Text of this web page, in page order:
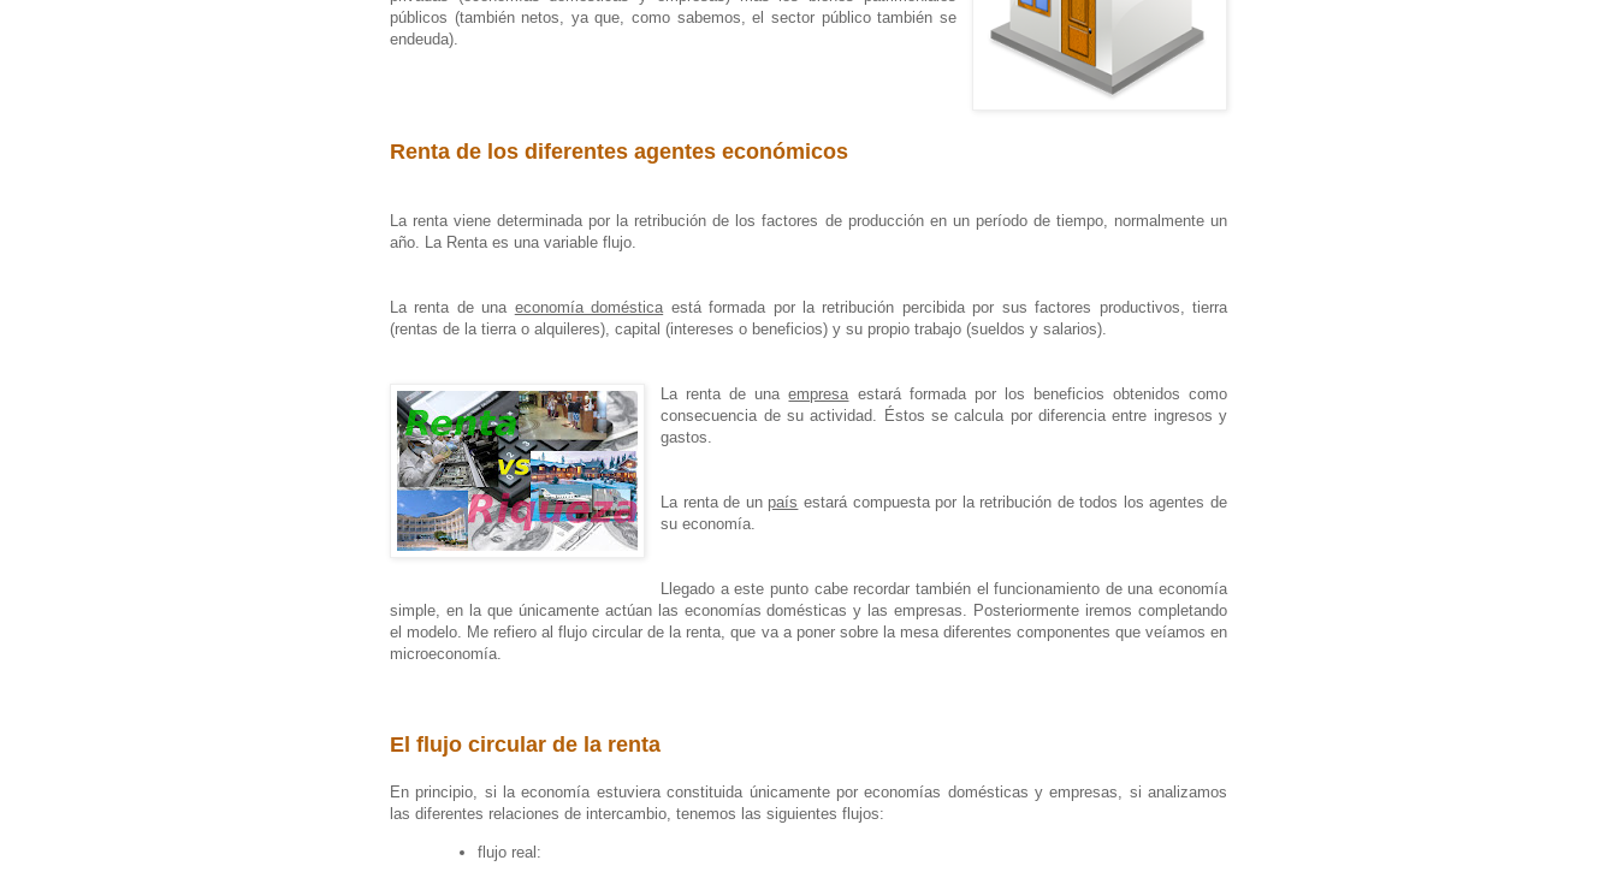
públicos (también netos, ya que, como sabemos, el sector público también se
endeuda).
Renta de los diferentes agentes económicos
La renta viene determinada por la retribución de los factores de producción en un período de tiempo, normalmente un
año. La Renta es una variable flujo.
La renta de una economía domésticaestá formada por la retribución percibida por sus factores productivos, tierra
(rentas de la tierra o alquileres), capital (intereses o beneficios) y su propio trabajo (sueldos y salarios).
La renta de unaempresaestará formada por los beneficios obtenidos como
consecuencia de su actividad. Éstos se calcula por diferencia entre ingresos y
gastos.
La renta de un país estará compuesta por la retribución de todos los agentes de
su economía.
Llegado a este punto cabe recordar también el funcionamiento de una economía
simple, en la que únicamente actúan las economías domésticas y las empresas. Posteriormente iremos completando
el modelo. Me refiero al flujo circular de la renta, que va a poner sobre la mesa diferentes componentes que veíamos en
microeconomía.
El flujo circular de la renta
En principio, si la economía estuviera constituida únicamente por economías domésticas y empresas, si analizamos
las diferentes relaciones de intercambio, tenemos las siguientes flujos:
flujo real: